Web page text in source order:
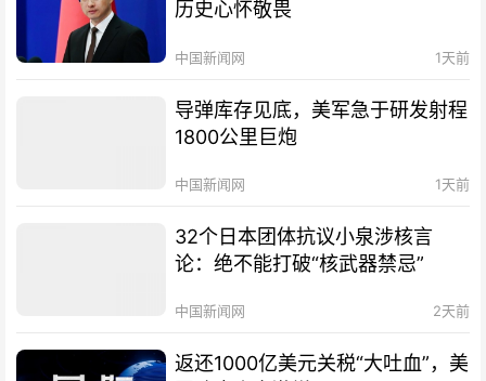
历史心怀敬畏
中国新闻网 1天前
导弹库存见底，美军急于研发射程
1800公里巨炮
中国新闻网 1天前
32个日本团体抗议小泉涉核言
论：绝不能打破“核武器禁忌”
中国新闻网 2天前
返还1000亿美元关税“大吐血”，美